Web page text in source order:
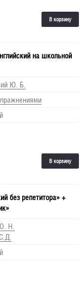
В корзину
на школьной
Ю. Б.
В корзину
без репетитора» +
Н.